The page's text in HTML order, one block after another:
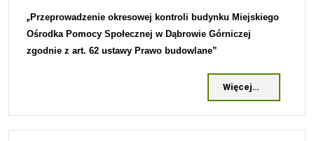
„Przeprowadzenie okresowej kontroli budynku Miejskiego
Ośrodka Pomocy Społecznej w Dąbrowie Górniczej
zgodnie z art. 62 ustawy Prawo budowlane”
Więcej…